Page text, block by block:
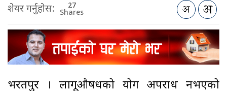
शेयर गर्नुहोस: 27
Shares
भरतपुर । लागूऔषधको प्रयोग अपराध नभएको